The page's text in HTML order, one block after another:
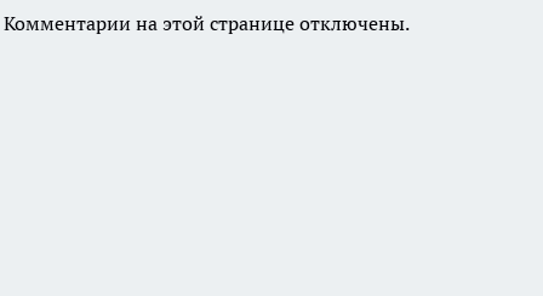
Комментарии на этой странице отключены.